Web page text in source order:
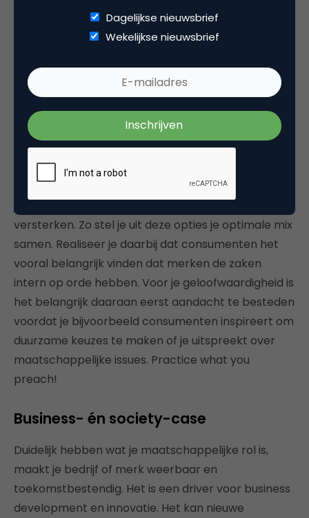
community involvement)
Activisme: het uitdragen van je visie op
en (social) media, wat bedrijven gedurende en
na de coronacrisis (denk ook aanBlack Lives
Matter) meer zijn gaan doen.
Doe die dingen die binnen je invloedssfeer liggen en
waarmee je zoveel mogelijk maatschappelijke
impact kunt genereren. Kijk vervolgens waarmee je
versterken. Zo stel je uit deze opties je optimale mix
samen. Realiseer je daarbij dat consumenten het
vooral belangrijk vinden dat merken de zaken
intern op orde hebben. Voor je geloofwaardigheid is
het belangrijk daaraan eerst aandacht te besteden
voordat je bijvoorbeeld consumenten inspireert om
duurzame keuzes te maken of je uitspreekt over
maatschappelijke issues. Practice what you
preach!
Business- én society-case
Duidelijk hebben wat je maatschappelijke rol is,
maakt je bedrijf of merk weerbaar en
toekomstbestendig. Het is een driver voor business
development en innovatie. Het kan nieuwe
Dagelijkse nieuwsbrief
Wekelijkse nieuwsbrief